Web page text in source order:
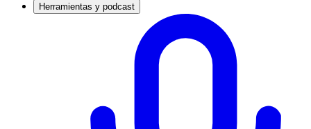
Herramientas y podcast